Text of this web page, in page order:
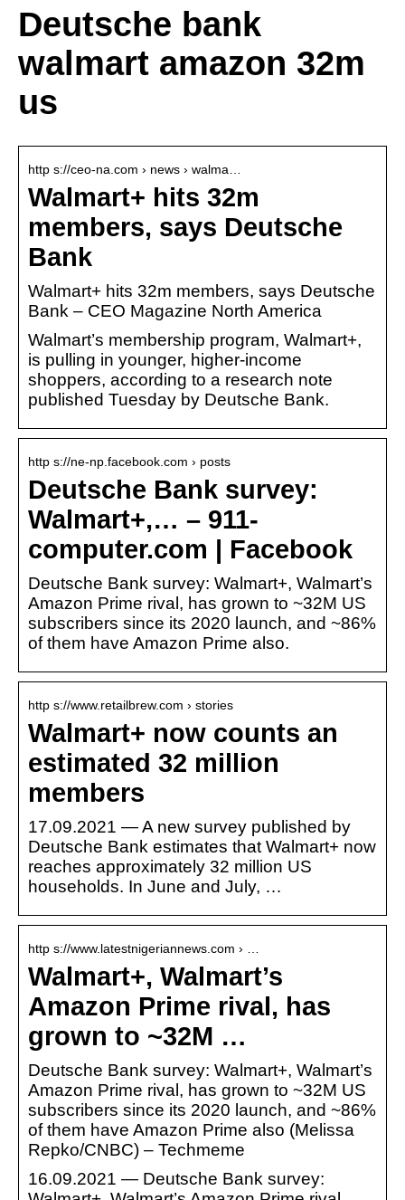
Deutsche bank
walmart amazon 32m
us
http s://ceo-na.com › news › walma…
Walmart+ hits 32m
members, says Deutsche
Bank
Walmart+ hits 32m members, says Deutsche
Bank – CEO Magazine North America
Walmart’s membership program, Walmart+,
is pulling in younger, higher-income
shoppers, according to a research note
published Tuesday by Deutsche Bank.
http s://ne-np.facebook.com › posts
Deutsche Bank survey:
Walmart+,… – 911-
computer.com | Facebook
Deutsche Bank survey: Walmart+, Walmart’s
Amazon Prime rival, has grown to ~32M US
subscribers since its 2020 launch, and ~86%
of them have Amazon Prime also.
http s://www.retailbrew.com › stories
Walmart+ now counts an
estimated 32 million
members
17.09.2021 — A new survey published by
Deutsche Bank estimates that Walmart+ now
reaches approximately 32 million US
households. In June and July, …
http s://www.latestnigeriannews.com › …
Walmart+, Walmart’s
Amazon Prime rival, has
grown to ~32M …
Deutsche Bank survey: Walmart+, Walmart’s
Amazon Prime rival, has grown to ~32M US
subscribers since its 2020 launch, and ~86%
of them have Amazon Prime also (Melissa
Repko/CNBC) – Techmeme
16.09.2021 — Deutsche Bank survey: